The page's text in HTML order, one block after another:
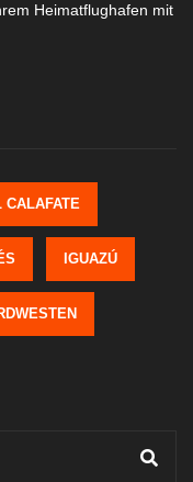
Heimatflughafen mit
CALAFATE
IGUAZÚ